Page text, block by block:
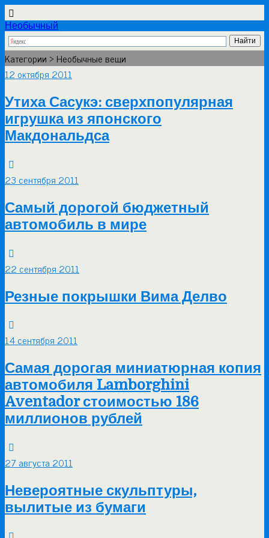
Необычный
Категории › Необычные вещи
12 октября 2011
Утиха Сасукэ: сверхпопулярная
игрушка из японского
Макдональдса
23 сентября 2011
Самый дорогой бюджетный
автомобиль в мире
22 сентября 2011
Резные покрышки Вима Делво
14 сентября 2011
Самая дорогая миниатюрная копия
автомобиля Lamborghini
Aventador стоимостью 186
миллионов рублей
27 августа 2011
Невероятные скульптуры,
вылитые из бумаги